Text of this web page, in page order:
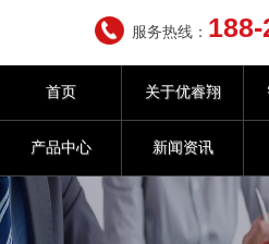
服务热线：
首页 关于优睿翔
产品中心 新闻资讯